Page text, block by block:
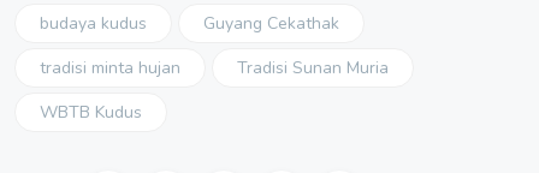
budaya kudus
Guyang Cekathak
tradisi minta hujan
Tradisi Sunan Muria
WBTB Kudus